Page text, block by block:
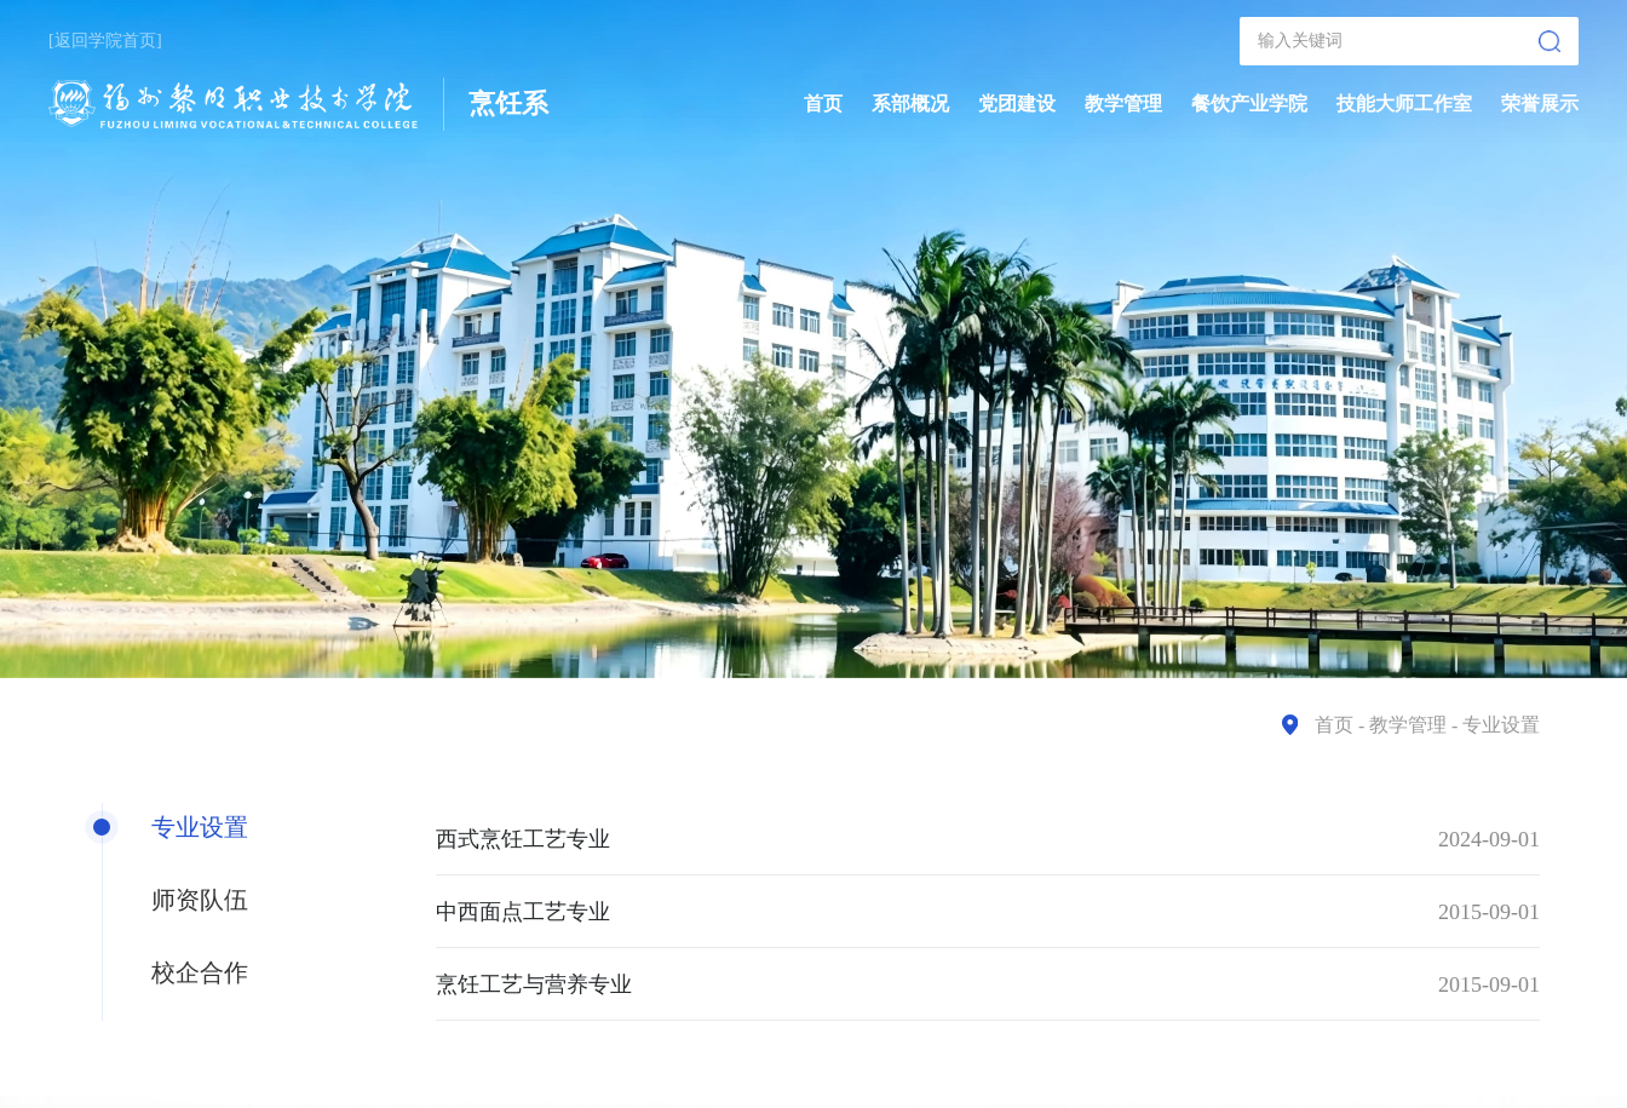
[返回学院首页]
烹饪系 首页 系部概况 党团建设 教学管理 餐饮产业学院 技能大师工作室 荣誉展示
首页 - 教学管理 - 专业设置
专业设置
师资队伍
校企合作
西式烹饪工艺专业 2024-09-01
中西面点工艺专业 2015-09-01
烹饪工艺与营养专业 2015-09-01